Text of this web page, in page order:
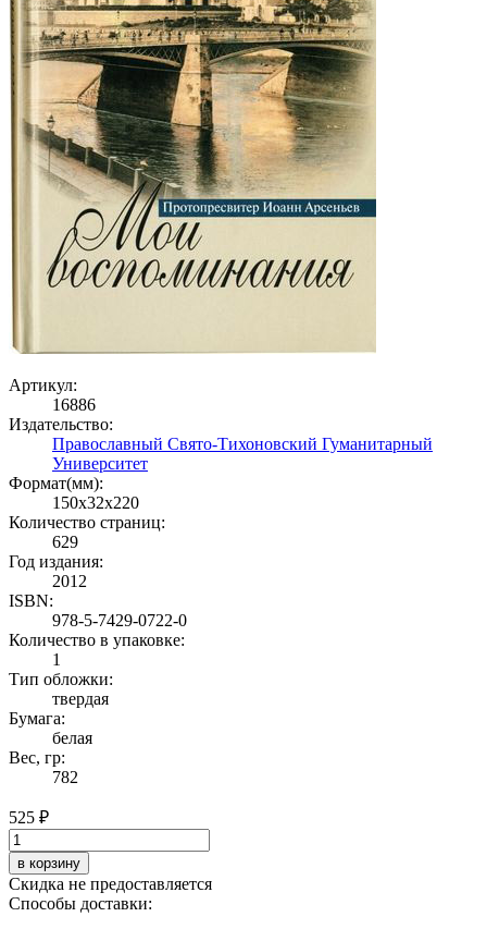
Артикул:
16886
Издательство:
Православный Свято-Тихоновский Гуманитарный
Университет
Формат(мм):
150x32x220
Количество страниц:
629
Год издания:
2012
ISBN:
978-5-7429-0722-0
Количество в упаковке:
1
Тип обложки:
твердая
Бумага:
белая
Вес, гр:
782
525 ₽
в корзину
Скидка не предоставляется
Способы доставки: